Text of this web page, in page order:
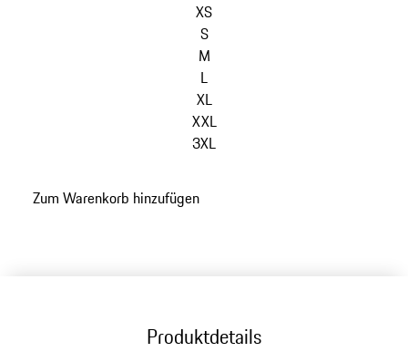
XS
S
M
L
XL
XXL
3XL
zu
Zum Warenkorb hinzufügen
Produktdetails